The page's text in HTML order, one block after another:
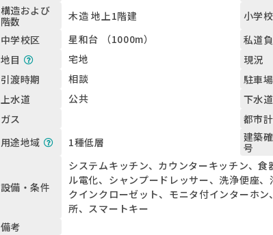
構造および
階数
木造 地上1階建 小学
中学校区
星和台 （1000m） 私道
地目
宅地 現況
引渡時期
相談 駐車場
上水道
公共 下水道
ガス
都市
用途地域
1種低層
建築
号
設備・条件
システムキッチン、カウンターキッチン、
ル電化、シャンプードレッサー、洗浄便座
クインクローゼット、モニタ付インターホ
所、スマートキー
備考